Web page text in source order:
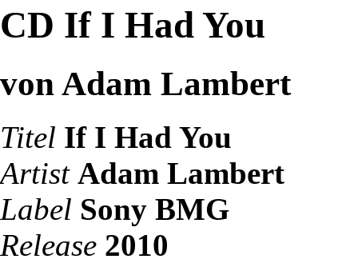
CD If I Had You
von Adam Lambert
Titel If I Had You
Artist Adam Lambert
Label Sony BMG
Release 2010